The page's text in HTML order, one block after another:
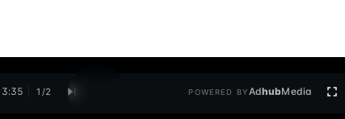
3:35 1 /2 POWERED BYAdhubMedia